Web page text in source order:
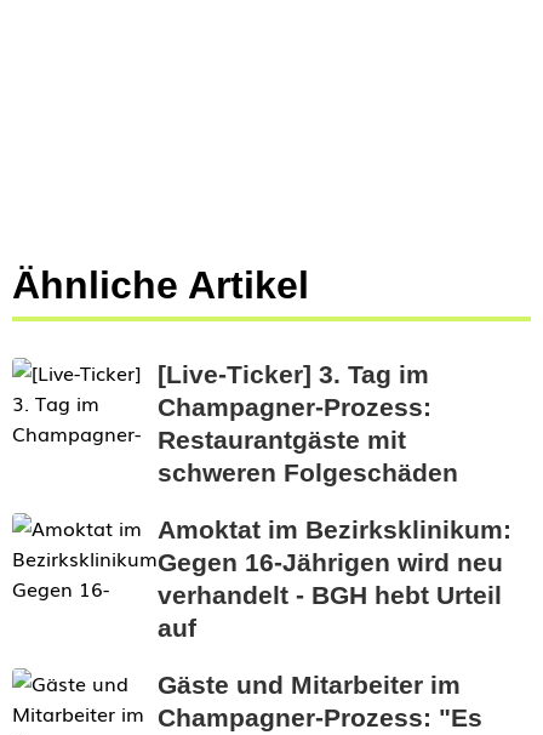
Ähnliche Artikel
[Live-Ticker] 3. Tag im
Champagner-Prozess:
Restaurantgäste mit
schweren Folgeschäden
Amoktat im Bezirksklinikum:
Gegen 16-Jährigen wird neu
verhandelt - BGH hebt Urteil
auf
Gäste und Mitarbeiter im
Champagner-Prozess: "Es